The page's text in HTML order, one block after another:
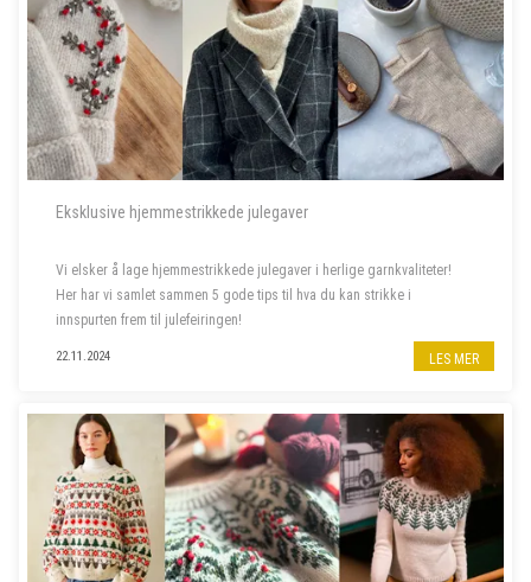
Eksklusive hjemmestrikkede julegaver
Vi elsker å lage hjemmestrikkede julegaver i herlige garnkvaliteter!
Her har vi samlet sammen 5 gode tips til hva du kan strikke i
innspurten frem til julefeiringen!
22.11.2024 LES MER